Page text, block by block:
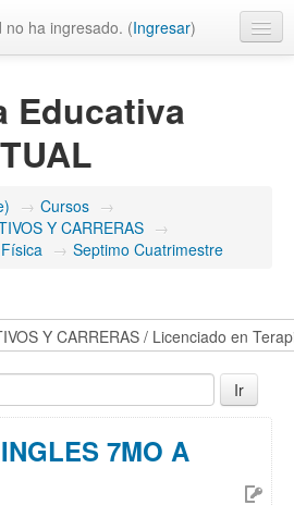
no ha ingresado. (Ingresar)
Educativa
→ Cursos →
Y CARRERAS →
→ Septimo Cuatrimestre
7MO A